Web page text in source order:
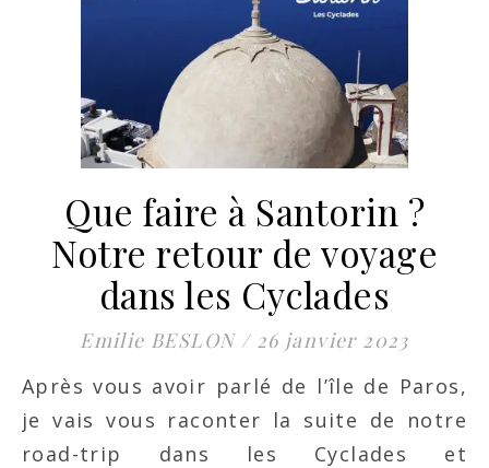
Que faire à Santorin ?
Notre retour de voyage
dans les Cyclades
Emilie BESLON / 26 janvier 2023
Après vous avoir parlé de l’île de Paros,
je vais vous raconter la suite de notre
road-trip dans les Cyclades et